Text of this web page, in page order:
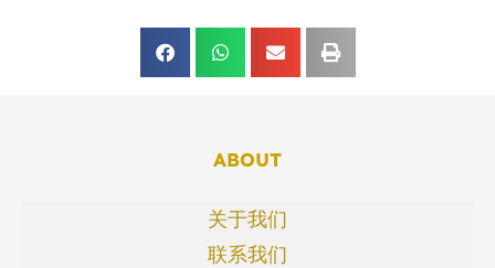
ABOUT
关于我们
联系我们